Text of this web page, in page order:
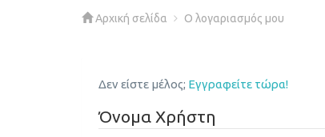
Αρχική σελίδα Ο λογαριασμός μου
Δεν είστε μέλος; Εγγραφείτε τώρα!
Όνομα Χρήστη